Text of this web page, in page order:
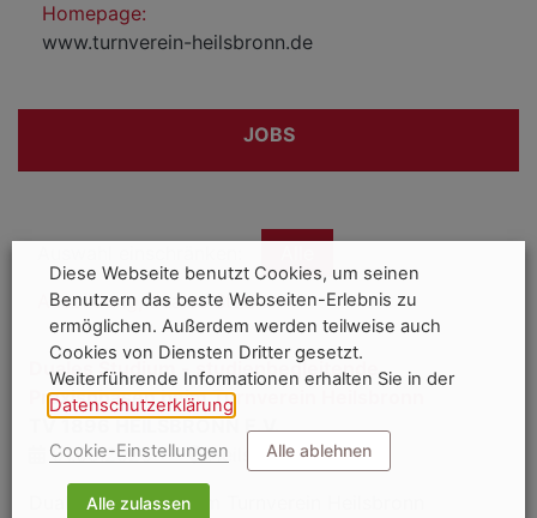
Homepage:
www.turnverein-heilsbronn.de
JOBS
Ausbildung, duales Studium
Duales Studium - studienbegleitende
Praxisphasen beim Turnverein Heilsbronn
TV 1896 HEILSBRONN E.V.
01.09.2026
Heilsbronn
Duales Studium beim Turnverein Heilsbronn
Diese Webseite benutzt Cookies, um seinen
Benutzern das beste Webseiten-Erlebnis zu
ermöglichen. Außerdem werden teilweise auch
Cookies von Diensten Dritter gesetzt.
Weiterführende Informationen erhalten Sie in der
Datenschutzerklärung
Cookie-Einstellungen Alle ablehnen
Alle zulassen